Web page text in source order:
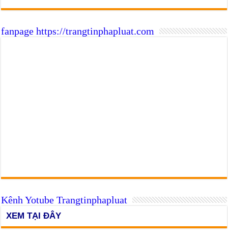
fanpage https://trangtinphapluat.com
Kênh Yotube Trangtinphapluat
XEM TẠI ĐÂY